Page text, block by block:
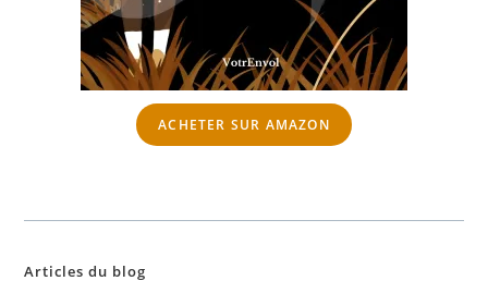
ACHETER SUR AMAZON
Articles du blog